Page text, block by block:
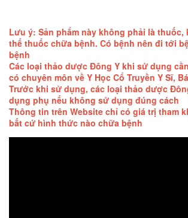
Lưu ý: Sản phẩm này không phải là thuốc,
thế thuốc chữa bệnh. Có bệnh nên đi tới
bệnh
Các loại thảo dược Đông Y khi sử dụng
có chuyên môn về Y Học Cổ Truyền Y Sĩ,
Trước khi sử dụng, các loại thảo dược
dụng phụ nếu không sử dụng đúng cách
Thông tin trên Website chỉ có giá trị tham
bất cứ hình thức nào chữa bệnh